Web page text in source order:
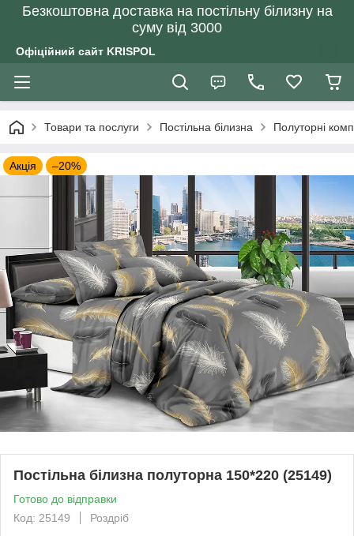
Безкоштовна доставка на постільну білизну на
суму від 3000
Офіційний сайт KRISPOL
Товари та послуги Постільна білизна Полуторні
Акція –20%
Постільна білизна полуторна 150*220 (25149)
Готово до відправки
Код: 25149
Роздріб